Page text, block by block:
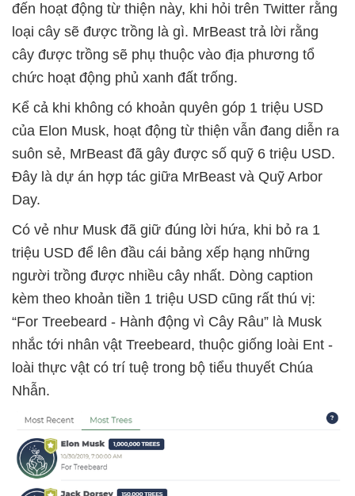
đến hoạt động từ thiện này, khi hỏi trên Twitter rằng
loại cây sẽ được trồng là gì. MrBeast trả lời rằng
cây được trồng sẽ phụ thuộc vào địa phương tổ
chức hoạt động phủ xanh đất trống.
Kể cả khi không có khoản quyên góp 1 triệu USD
của Elon Musk, hoạt động từ thiện vẫn đang diễn ra
suôn sẻ, MrBeast đã gây được số quỹ 6 triệu USD.
Đây là dự án hợp tác giữa MrBeast và Quỹ Arbor
Day.
Có vẻ như Musk đã giữ đúng lời hứa, khi bỏ ra 1
triệu USD để lên đầu cái bảng xếp hạng những
người trồng được nhiều cây nhất. Dòng caption
kèm theo khoản tiền 1 triệu USD cũng rất thú vị:
“For Treebeard - Hành động vì Cây Râu” là Musk
nhắc tới nhân vật Treebeard, thuộc giống loài Ent -
loài thực vật có trí tuệ trong bộ tiểu thuyết Chúa
Nhẫn.